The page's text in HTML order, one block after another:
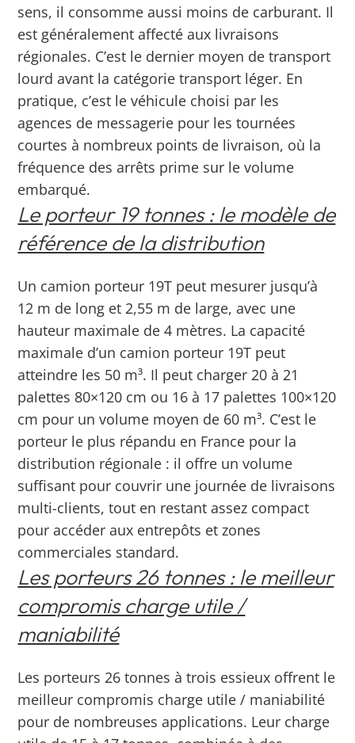
sens, il consomme aussi moins de carburant. Il
est généralement affecté aux livraisons
régionales. C’est le dernier moyen de transport
lourd avant la catégorie transport léger. En
pratique, c’est le véhicule choisi par les
agences de messagerie pour les tournées
courtes à nombreux points de livraison, où la
fréquence des arrêts prime sur le volume
embarqué.
Le porteur 19 tonnes : le modèle de
référence de la distribution
Un camion porteur 19T peut mesurer jusqu’à
12 m de long et 2,55 m de large, avec une
hauteur maximale de 4 mètres. La capacité
maximale d’un camion porteur 19T peut
atteindre les 50 m³. Il peut charger 20 à 21
palettes 80×120 cm ou 16 à 17 palettes 100×120
cm pour un volume moyen de 60 m³. C’est le
porteur le plus répandu en France pour la
distribution régionale : il offre un volume
suffisant pour couvrir une journée de livraisons
multi-clients, tout en restant assez compact
pour accéder aux entrepôts et zones
commerciales standard.
Les porteurs 26 tonnes : le meilleur
compromis charge utile /
maniabilité
Les porteurs 26 tonnes à trois essieux offrent le
meilleur compromis charge utile / maniabilité
pour de nombreuses applications. Leur charge